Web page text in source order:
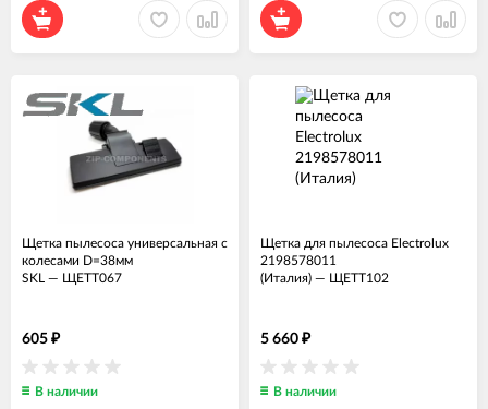
Щетка пылесоса универсальная с
колесами D=38мм
SKL — ЩЕТТ067
605 ₽
В наличии
Щетка для пылесоса Electrolux
2198578011
(Италия) — ЩЕТТ102
5 660 ₽
В наличии